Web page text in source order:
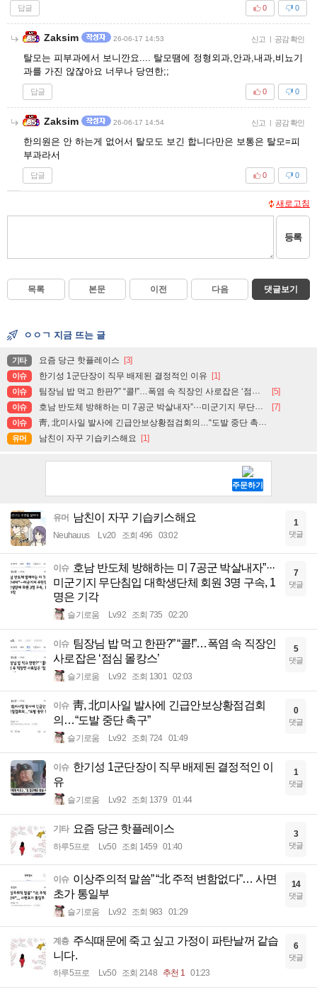
답글 0
0
Zaksim 26-06-17 14:53 신고 | 공감 확인
탈모는 피부과에서 보니깐요.... 탈모땜에 정형외과,안과,내과,비뇨기
과를 가진 않잖아요 너무나 당연한;;
답글 0
0
Zaksim 26-06-17 14:54 신고 | 공감 확인
한의원은 안 하는게 없어서 탈모도 보긴 합니다만은 보통은 탈모=피
부과라서
답글 0
0
새로고침
등록
목록 본문 이전 다음 댓글보기
ㅇㅇㄱ 지금 뜨는 글
기타 요즘 당근 핫플레이스 [3]
이슈 한기성 1군단장이 직무 배제된 결정적인 이유 [1]
이슈 팀장님 밥 먹고 한판?” “콜!”…폭염 속 직장인 사로잡은 ‘점심 몰캉스’ [5]
이슈 호남 반도체 방해하는 미 7공군 박살내자”···미군기지 무단침입 대학생단체 회원 3명 구속, 1명은 기각 [7]
이슈 靑, 北미사일 발사에 긴급안보상황점검회의…“도발 중단 촉구”
유머 남친이 자꾸 기습키스해요 [1]
유머 남친이 자꾸 기습키스해요
Neuhauus Lv.20 조회 496 03:02
1
댓글
이슈 호남 반도체 방해하는 미 7공군 박살내자”···
미군기지 무단침입 대학생단체 회원 3명 구속, 1
명은 기각
슬기로움 Lv.92 조회 735 02:20
7
댓글
이슈 팀장님 밥 먹고 한판?” “콜!”…폭염 속 직장인
사로잡은 ‘점심 몰캉스’
슬기로움 Lv.92 조회 1301 02:03
5
댓글
이슈 靑, 北미사일 발사에 긴급안보상황점검회
의…“도발 중단 촉구”
슬기로움 Lv.92 조회 724 01:49
0
댓글
이슈 한기성 1군단장이 직무 배제된 결정적인 이
유
슬기로움 Lv.92 조회 1379 01:44
1
댓글
기타 요즘 당근 핫플레이스
하루5프로 Lv.50 조회 1459 01:40
3
댓글
이슈 이상주의적 말씀” “北 주적 변함없다”… 사면
초가 통일부
슬기로움 Lv.92 조회 983 01:29
14
댓글
계층 주식때문에 죽고 싶고 가정이 파탄날꺼 같습
니다.
하루5프로 Lv.50 조회 2148 추천 1 01:23
6
댓글